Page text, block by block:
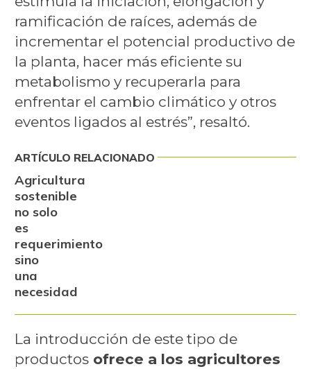
ramificación de raíces, además de
incrementar el potencial productivo de
la planta, hacer más eficiente su
metabolismo y recuperarla para
enfrentar el cambio climático y otros
eventos ligados al estrés”, resaltó.
ARTÍCULO RELACIONADO
Agricultura
sostenible
no solo
es
requerimiento
sino
una
necesidad
La introducción de este tipo de
productosofrece a los agricultores